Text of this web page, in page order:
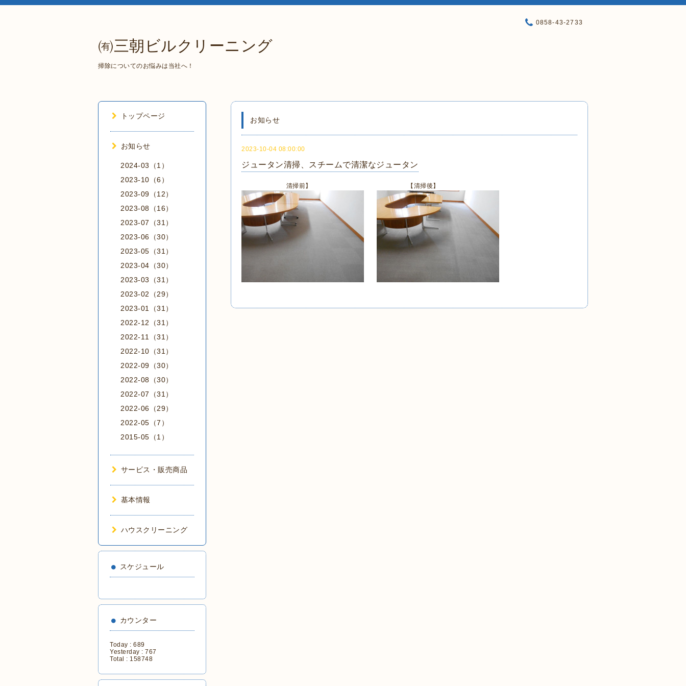
㈲三朝ビルクリーニング
掃除についてのお悩みは当社へ！
0858-43-2733
お知らせ
2023-10-04 08:00:00
ジュータン清掃、スチームで清潔なジュータン
清掃前】 【清掃後】
トップページ
お知らせ
2024-03（1）
2023-10（6）
2023-09（12）
2023-08（16）
2023-07（31）
2023-06（30）
2023-05（31）
2023-04（30）
2023-03（31）
2023-02（29）
2023-01（31）
2022-12（31）
2022-11（31）
2022-10（31）
2022-09（30）
2022-08（30）
2022-07（31）
2022-06（29）
2022-05（7）
2015-05（1）
サービス・販売商品
基本情報
ハウスクリーニング
スケジュール
カウンター
Today : 689
Yesterday : 767
Total : 158748